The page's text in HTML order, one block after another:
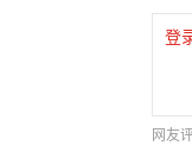
登
网友